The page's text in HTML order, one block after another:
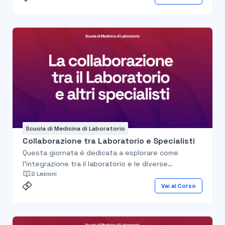
Scuola di Medicina di Laboratorio
Collaborazione tra Laboratorio e Specialisti
Questa giornata è dedicata a esplorare come
l'integrazione tra il laboratorio e le diverse
specialità cliniche possa migliorare l’approccio
diagnostico e terapeutico. Verranno analizzati
per evidenziare il ruolo strategico della patologia
2 Lezioni
Vai al Corso